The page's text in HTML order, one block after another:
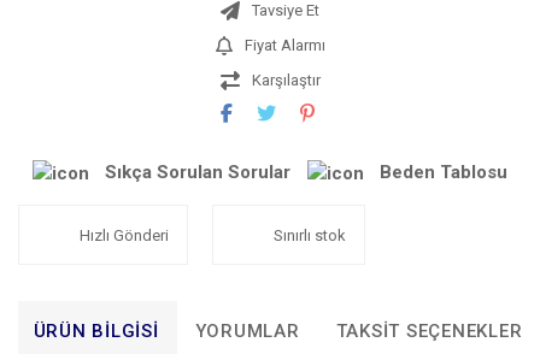
Tavsiye Et
Fiyat Alarmı
Karşılaştır
Sıkça Sorulan Sorular Beden Tablosu
Hızlı Gönderi Sınırlı stok
ÜRÜN BILGISI YORUMLAR TAKSIT SEÇENEKLERI